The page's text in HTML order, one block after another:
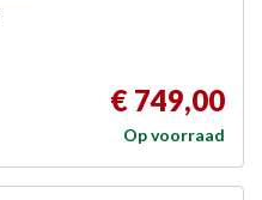
€ 749,00
Op voorraad